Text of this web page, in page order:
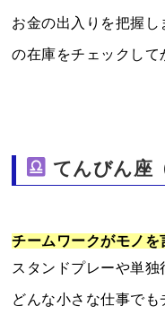
お金の出入りを把握
の在庫をチェックして
てんびん座
チームワークがモノを
スタンドプレーや単独
どんな小さな仕事で